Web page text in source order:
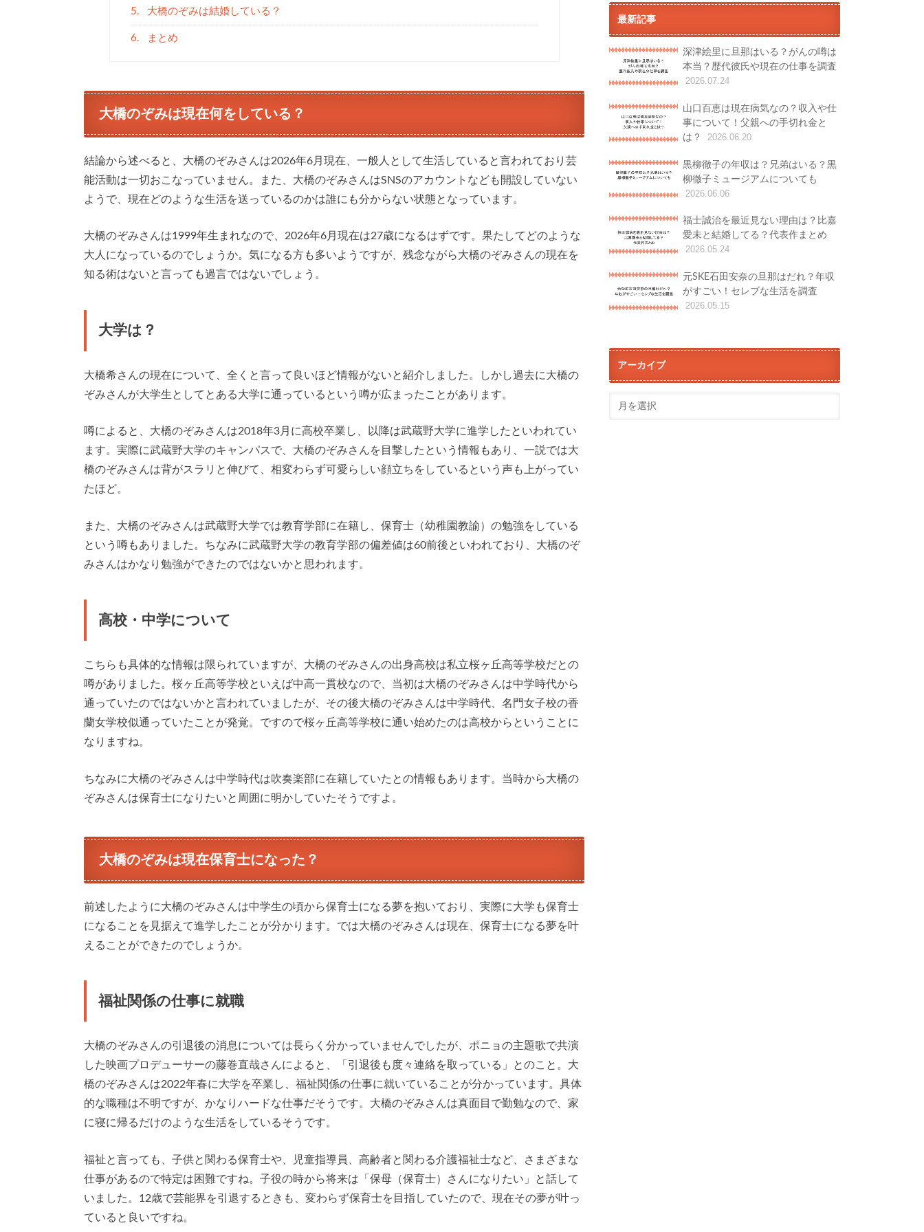
5. 大橋のぞみは結婚している？
6. まとめ
大橋のぞみは現在何をしている？
結論から述べると、大橋のぞみさんは2026年6月現在、一般人として生活していると言われており芸
能活動は一切おこなっていません。また、大橋のぞみさんはSNSのアカウントなども開設していない
ようで、現在どのような生活を送っているのかは誰にも分からない状態となっています。
大橋のぞみさんは1999年生まれなので、2026年6月現在は27歳になるはずです。果たしてどのような
大人になっているのでしょうか。気になる方も多いようですが、残念ながら大橋のぞみさんの現在を
知る術はないと言っても過言ではないでしょう。
大学は？
大橋希さんの現在について、全くと言って良いほど情報がないと紹介しました。しかし過去に大橋の
ぞみさんが大学生としてとある大学に通っているという噂が広まったことがあります。
噂によると、大橋のぞみさんは2018年3月に高校卒業し、以降は武蔵野大学に進学したといわれてい
ます。実際に武蔵野大学のキャンパスで、大橋のぞみさんを目撃したという情報もあり、一説では大
橋のぞみさんは背がスラリと伸びて、相変わらず可愛らしい顔立ちをしているという声も上がってい
たほど。
また、大橋のぞみさんは武蔵野大学では教育学部に在籍し、保育士（幼稚園教諭）の勉強をしている
という噂もありました。ちなみに武蔵野大学の教育学部の偏差値は60前後といわれており、大橋のぞ
みさんはかなり勉強ができたのではないかと思われます。
高校・中学について
こちらも具体的な情報は限られていますが、大橋のぞみさんの出身高校は私立桜ヶ丘高等学校だとの
噂がありました。桜ヶ丘高等学校といえば中高一貫校なので、当初は大橋のぞみさんは中学時代から
通っていたのではないかと言われていましたが、その後大橋のぞみさんは中学時代、名門女子校の香
蘭女学校似通っていたことが発覚。ですので桜ヶ丘高等学校に通い始めたのは高校からということに
なりますね。
ちなみに大橋のぞみさんは中学時代は吹奏楽部に在籍していたとの情報もあります。当時から大橋の
ぞみさんは保育士になりたいと周囲に明かしていたそうですよ。
大橋のぞみは現在保育士になった？
前述したように大橋のぞみさんは中学生の頃から保育士になる夢を抱いており、実際に大学も保育士
になることを見据えて進学したことが分かります。では大橋のぞみさんは現在、保育士になる夢を叶
えることができたのでしょうか。
福祉関係の仕事に就職
大橋のぞみさんの引退後の消息については長らく分かっていませんでしたが、ポニョの主題歌で共演
した映画プロデューサーの藤巻直哉さんによると、「引退後も度々連絡を取っている」とのこと。大
橋のぞみさんは2022年春に大学を卒業し、福祉関係の仕事に就いていることが分かっています。具体
的な職種は不明ですが、かなりハードな仕事だそうです。大橋のぞみさんは真面目で勤勉なので、家
に寝に帰るだけのような生活をしているそうです。
福祉と言っても、子供と関わる保育士や、児童指導員、高齢者と関わる介護福祉士など、さまざまな
仕事があるので特定は困難ですね。子役の時から将来は「保母（保育士）さんになりたい」と話して
いました。12歳で芸能界を引退するときも、変わらず保育士を目指していたので、現在その夢が叶っ
ていると良いですね。
最新記事
深津絵里に旦那はいる？がんの噂は
本当？歴代彼氏や現在の仕事を調査
2026.07.24
山口百恵は現在病気なの？収入や仕
事について！父親への手切れ金と
は？
2026.06.20
黒柳徹子の年収は？兄弟はいる？黒
柳徹子ミュージアムについても
2026.06.06
福士誠治を最近見ない理由は？比嘉
愛未と結婚してる？代表作まとめ
2026.05.24
元SKE石田安奈の旦那はだれ？年収
がすごい！セレブな生活を調査
2026.05.15
アーカイブ